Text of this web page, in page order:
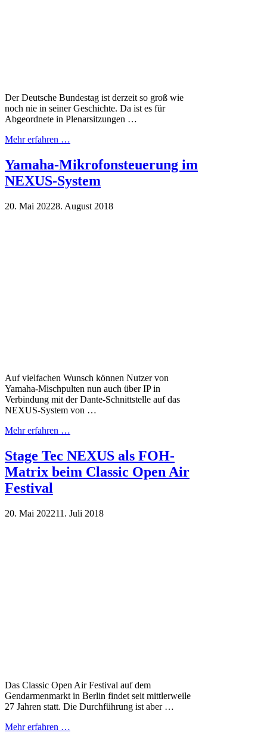
Der Deutsche Bundestag ist derzeit so groß wie
noch nie in seiner Geschichte. Da ist es für
Abgeordnete in Plenarsitzungen …
Mehr erfahren …
Yamaha-Mikrofonsteuerung im
NEXUS-System
20. Mai 20228. August 2018
Auf vielfachen Wunsch können Nutzer von
Yamaha-Mischpulten nun auch über IP in
Verbindung mit der Dante-Schnittstelle auf das
NEXUS-System von …
Mehr erfahren …
Stage Tec NEXUS als FOH-
Matrix beim Classic Open Air
Festival
20. Mai 202211. Juli 2018
Das Classic Open Air Festival auf dem
Gendarmenmarkt in Berlin findet seit mittlerweile
27 Jahren statt. Die Durchführung ist aber …
Mehr erfahren …